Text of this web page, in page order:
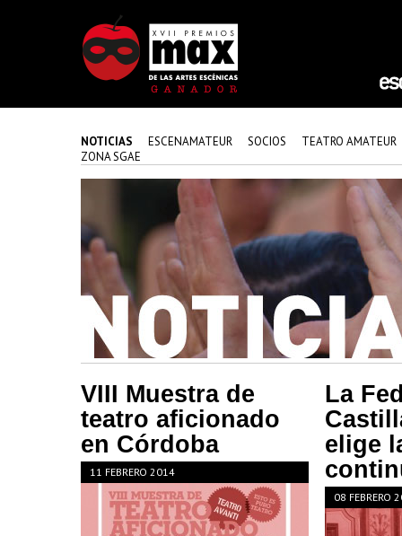
NOTICIAS ESCENAMATEUR SOCIOS
TEATRO AMATEUR
ZONA SGAE
VIII Muestra de
teatro aficionado
en Córdoba
11 FEBRERO 2014
La
elige
08 FEBRERO